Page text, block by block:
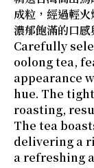
成粒，經過輕
濃郁飽滿的口感
Carefully
oolong tea,
appearance
hue. The
roasting,
The tea
delivering a
a refreshing